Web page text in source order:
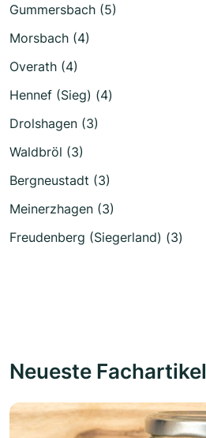
Gummersbach (5)
Morsbach (4)
Overath (4)
Hennef (Sieg) (4)
Drolshagen (3)
Waldbröl (3)
Bergneustadt (3)
Meinerzhagen (3)
Freudenberg (Siegerland) (3)
Neueste Fachartikel